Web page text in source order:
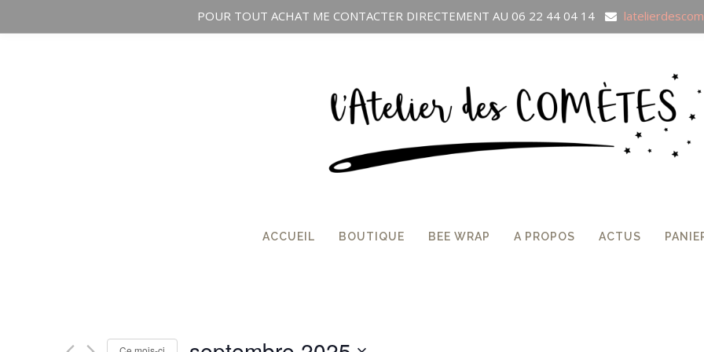
POUR TOUT ACHAT ME CONTACTER DIRECTEMENT AU 06 22 44 04 14
ACCUEIL BOUTIQUE BEE WRAP A PROPOS ACTUS